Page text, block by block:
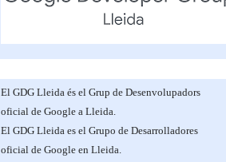
El GDG Lleida és el Grup de Desenvolupadors
oficial de Google a Lleida.
El GDG Lleida es el Grupo de Desarrolladores
oficial de Google en Lleida.